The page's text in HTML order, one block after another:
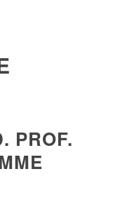
PROF.